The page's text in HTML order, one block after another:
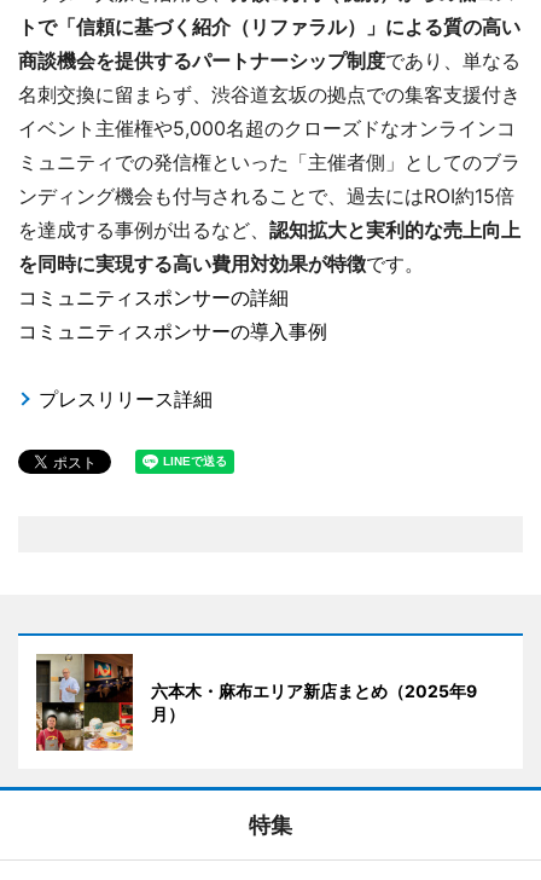
トで「信頼に基づく紹介（リファラル）」による質の高い
商談機会を提供するパートナーシップ制度であり、単なる
名刺交換に留まらず、渋谷道玄坂の拠点での集客支援付き
イベント主催権や5,000名超のクローズドなオンラインコ
ミュニティでの発信権といった「主催者側」としてのブラ
ンディング機会も付与されることで、過去にはROI約15倍
を達成する事例が出るなど、 認知拡大と実利的な売上向上
を同時に実現する高い費用対効果が特徴です。
コミュニティスポンサーの詳細
コミュニティスポンサーの導入事例
プレスリリース詳細
六本木・麻布エリア新店まとめ（2025年9
月）
特集